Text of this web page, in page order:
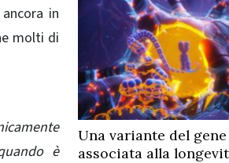
in
molti di
è
Una variante del gene
associata alla